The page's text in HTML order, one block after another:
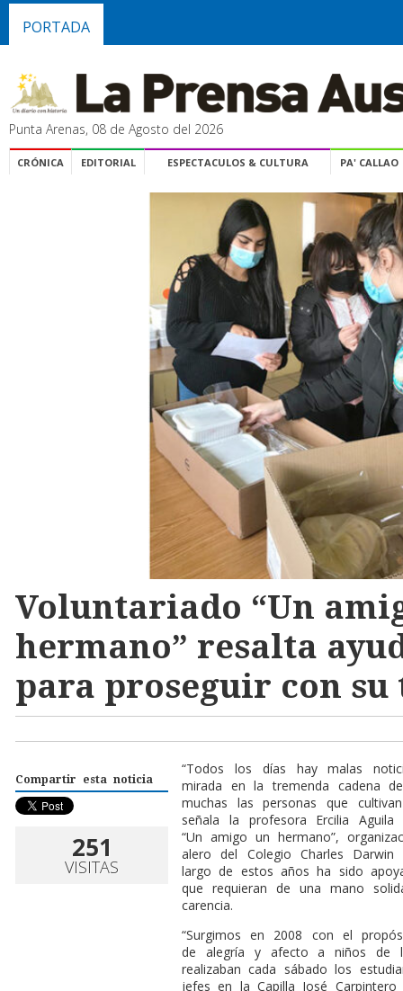
PORTADA
Punta Arenas, 08 de Agosto del 2026
CRÓNICA EDITORIAL ESPECTACULOS & CULTURA PA' CALLAO
Voluntariado “Un
hermano” resalta
para proseguir con
Compartir esta noticia
251
VISITAS
“Todos los días hay malas
mirada en la tremenda cadena
muchas las personas que
señala la profesora Ercilia Aguila
“Un amigo un hermano”,
alero del Colegio Charles
largo de estos años ha sido
que requieran de una mano
carencia.
“Surgimos en 2008 con el
de alegría y afecto a niños de
realizaban cada sábado los
jefes en la Capilla José